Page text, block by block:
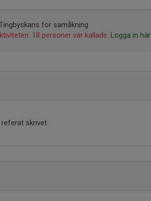
för samåkning
18 personer var kallade. Logga in här
referat skrivet